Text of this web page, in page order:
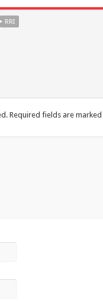
RRI
Required fields are marked